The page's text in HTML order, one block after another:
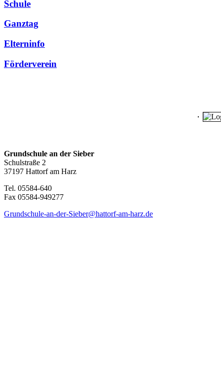
Schule
Ganztag
Elterninfo
Förderverein
Grundschule an der Sieber
Schulstraße 2
37197 Hattorf am Harz
Tel. 05584-640
Fax 05584-949277
Grundschule-an-der-Sieber@hattorf-am-harz.de